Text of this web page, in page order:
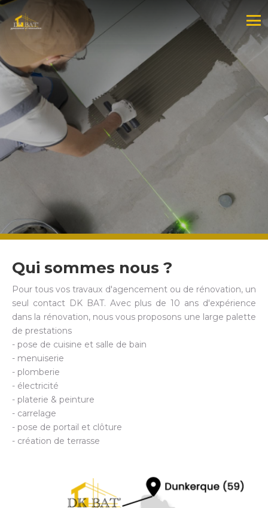
Qui sommes nous ?
Pour tous vos travaux d'agencement ou de rénovation, un
seul contact DK BAT. Avec plus de 10 ans d'expérience
dans la rénovation, nous vous proposons une large palette
de prestations
- pose de cuisine et salle de bain
- menuiserie
- plomberie
- électricité
- platerie & peinture
- carrelage
- pose de portail et clôture
- création de terrasse